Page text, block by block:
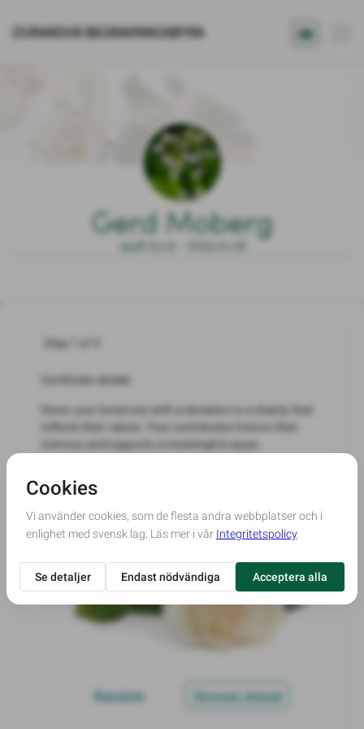
DURANDHS BEGRAVNINGSBYRÅ
Gerd Moberg
1946.03.12 - 2025.01.18